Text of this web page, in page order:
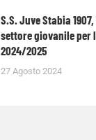
S.S. Juve Stabia
settore giovanile per
2024/2025
27 Agosto 2024